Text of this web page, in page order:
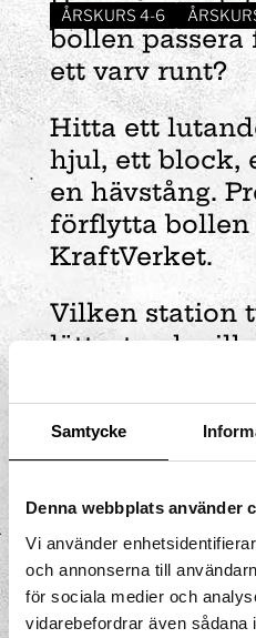
Samtycke
Denna webbplats använder
Vi använder
och annonserna till
för sociala medier och
vidarebefordrar även sådana
ÅRSKURS 4-6
Hur många
bollen passera
ett varv runt?
Hitta ett
hjul, ett block,
en hävstång.
förflytta bollen
KraftVerket.
Vilken station
lättast och